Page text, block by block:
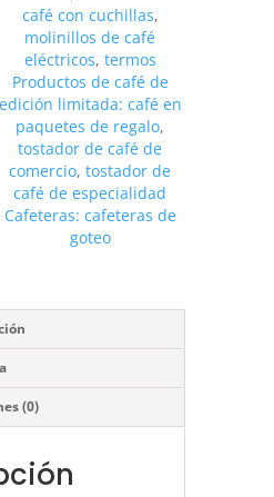
café con cuchillas,
molinillos de café
eléctricos, termos
Productos de café de
edición limitada: café en
paquetes de regalo,
tostador de café de
comercio,tostador de
café de especialidad
Cafeteras: cafeteras de
goteo
(0)